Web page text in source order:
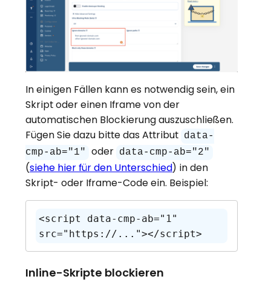
In einigen Fällen kann es notwendig sein, ein
Skript oder einen Iframe von der
automatischen Blockierung auszuschließen.
Fügen Sie dazu bitte das Attribut data-
cmp-ab="1"
oder data-cmp-ab="2"
(siehe hier für den Unterschied) in den
Skript- oder Iframe-Code ein. Beispiel:
<script data-cmp-ab="1"
src="https://..."></script>
Inline-Skripte blockieren